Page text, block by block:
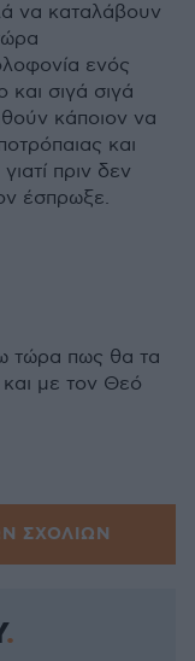
να καταλάβουν
ενός
σιγά σιγά
κάποιον να
και
πριν δεν
έσπρωξε.
τώρα πως θα τα
με τον Θεό
ΣΧΟΛΙΩΝ